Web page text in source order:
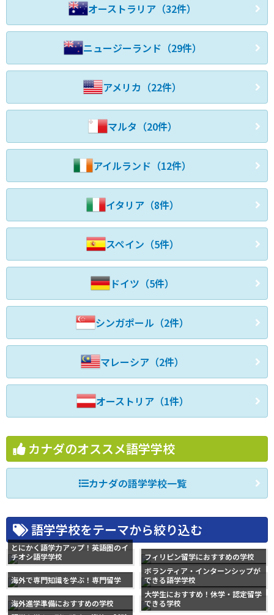
オーストラリア（32件）
ニュージーランド（29件）
アメリカ（22件）
マルタ（20件）
アイルランド（12件）
イタリア（8件）
スペイン（5件）
ドイツ（5件）
シンガポール（2件）
マレーシア（2件）
オーストリア（1件）
カナダのオススメ語学学校
カナダの語学学校一覧
語学学校をテーマから絞り込む
とにかく語学力アップ！英語圏のイ
チオシ語学学校
フィリピン留学におすすめの学校
海外で専門知識を学ぶ！専門留学
ボランティア・インターンシップが
できる語学学校
海外進学準備におすすめの学校
大学生におすすめ！休学・認定留学
できる学校